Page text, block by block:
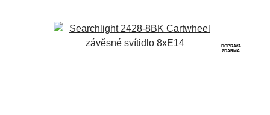
DOPRAVA
ZDARMA